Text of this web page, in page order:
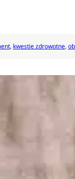
, kwestie zdrowotne,